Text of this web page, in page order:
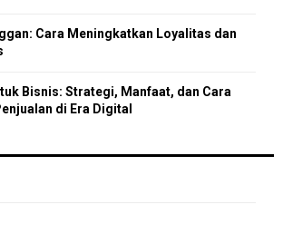
Cara Meningkatkan Loyalitas dan
Bisnis: Strategi, Manfaat, dan Cara
di Era Digital